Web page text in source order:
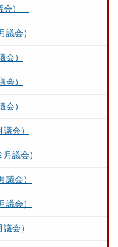
会）
議会）
会）
会）
会）
会）
議会）
議会）
議会）
会）